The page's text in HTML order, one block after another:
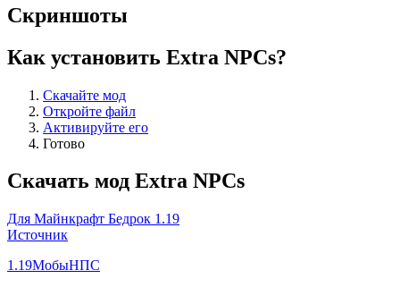
Скриншоты
Как установить Extra NPCs?
Скачайте мод
Откройте файл
Активируйте его
Готово
Скачать мод Extra NPCs
Для Майнкрафт Бедрок 1.19
Источник
1.19МобыНПС